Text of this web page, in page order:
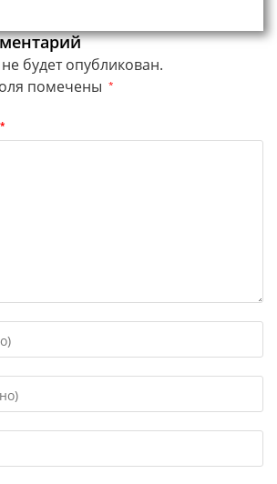
будет опубликован.
помечены *
*